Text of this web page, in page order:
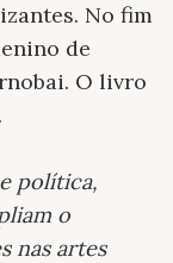
No fim
de
O livro
política,
o
nas artes